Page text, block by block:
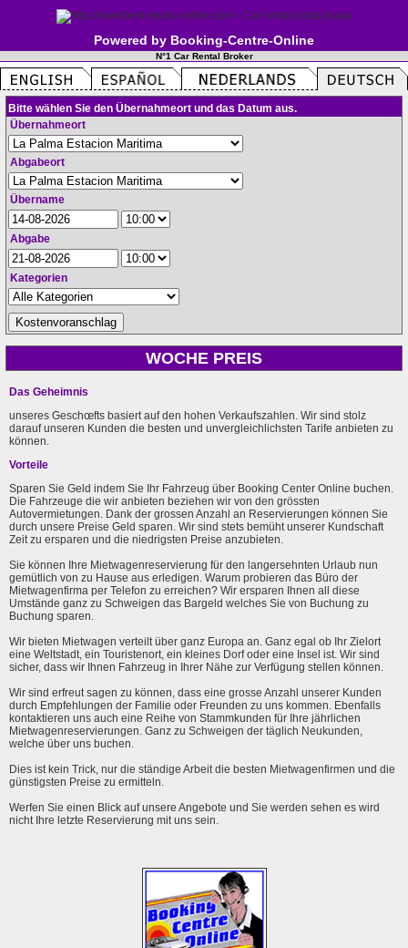
Powered by Booking-Centre-Online
N°1 Car Rental Broker
Bitte wählen Sie den Übernahmeort und das Datum aus.
Übernahmeort
Abgabeort
Übername
Abgabe
Kategorien
WOCHE PREIS
Das Geheimnis
unseres Geschœfts basiert auf den hohen Verkaufszahlen. Wir sind stolz
darauf unseren Kunden die besten und unvergleichlichsten Tarife anbieten zu
können.
Vorteile
Sparen Sie Geld indem Sie Ihr Fahrzeug über Booking Center Online buchen.
Die Fahrzeuge die wir anbieten beziehen wir von den grössten
Autovermietungen. Dank der grossen Anzahl an Reservierungen können Sie
durch unsere Preise Geld sparen. Wir sind stets bemüht unserer Kundschaft
Zeit zu ersparen und die niedrigsten Preise anzubieten.
Sie können Ihre Mietwagenreservierung für den langersehnten Urlaub nun
gemütlich von zu Hause aus erledigen. Warum probieren das Büro der
Mietwagenfirma per Telefon zu erreichen? Wir ersparen Ihnen all diese
Umstände ganz zu Schweigen das Bargeld welches Sie von Buchung zu
Buchung sparen.
Wir bieten Mietwagen verteilt über ganz Europa an. Ganz egal ob Ihr Zielort
eine Weltstadt, ein Touristenort, ein kleines Dorf oder eine Insel ist. Wir sind
sicher, dass wir Ihnen Fahrzeug in Ihrer Nähe zur Verfügung stellen können.
Wir sind erfreut sagen zu können, dass eine grosse Anzahl unserer Kunden
durch Empfehlungen der Familie oder Freunden zu uns kommen. Ebenfalls
kontaktieren uns auch eine Reihe von Stammkunden für Ihre jährlichen
Mietwagenreservierungen. Ganz zu Schweigen der täglich Neukunden,
welche über uns buchen.
Dies ist kein Trick, nur die ständige Arbeit die besten Mietwagenfirmen und die
günstigsten Preise zu ermitteln.
Werfen Sie einen Blick auf unsere Angebote und Sie werden sehen es wird
nicht Ihre letzte Reservierung mit uns sein.